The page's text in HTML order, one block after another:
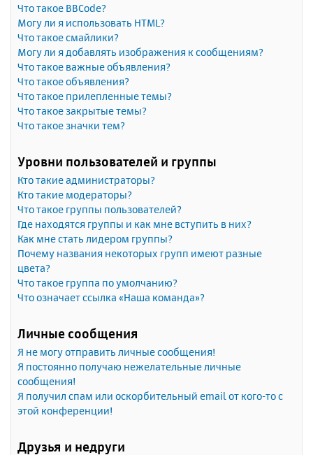
Что такое BBCode?
Могу ли я использовать HTML?
Что такое смайлики?
Могу ли я добавлять изображения к сообщениям?
Что такое важные объявления?
Что такое объявления?
Что такое прилепленные темы?
Что такое закрытые темы?
Что такое значки тем?
Уровни пользователей и группы
Кто такие администраторы?
Кто такие модераторы?
Что такое группы пользователей?
Где находятся группы и как мне вступить в них?
Как мне стать лидером группы?
Почему названия некоторых групп имеют разные
цвета?
Что такое группа по умолчанию?
Что означает ссылка «Наша команда»?
Личные сообщения
Я не могу отправить личные сообщения!
Я постоянно получаю нежелательные личные
сообщения!
Я получил спам или оскорбительный email от кого-то с
этой конференции!
Друзья и недруги